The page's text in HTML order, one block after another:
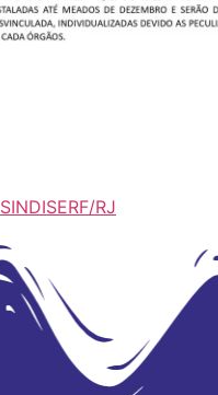
SINDISERF/RJ